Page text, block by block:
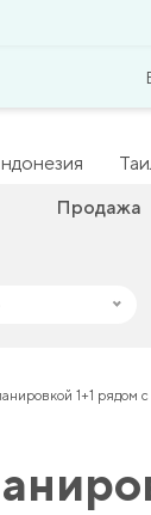
Продажа
1+1 рядом